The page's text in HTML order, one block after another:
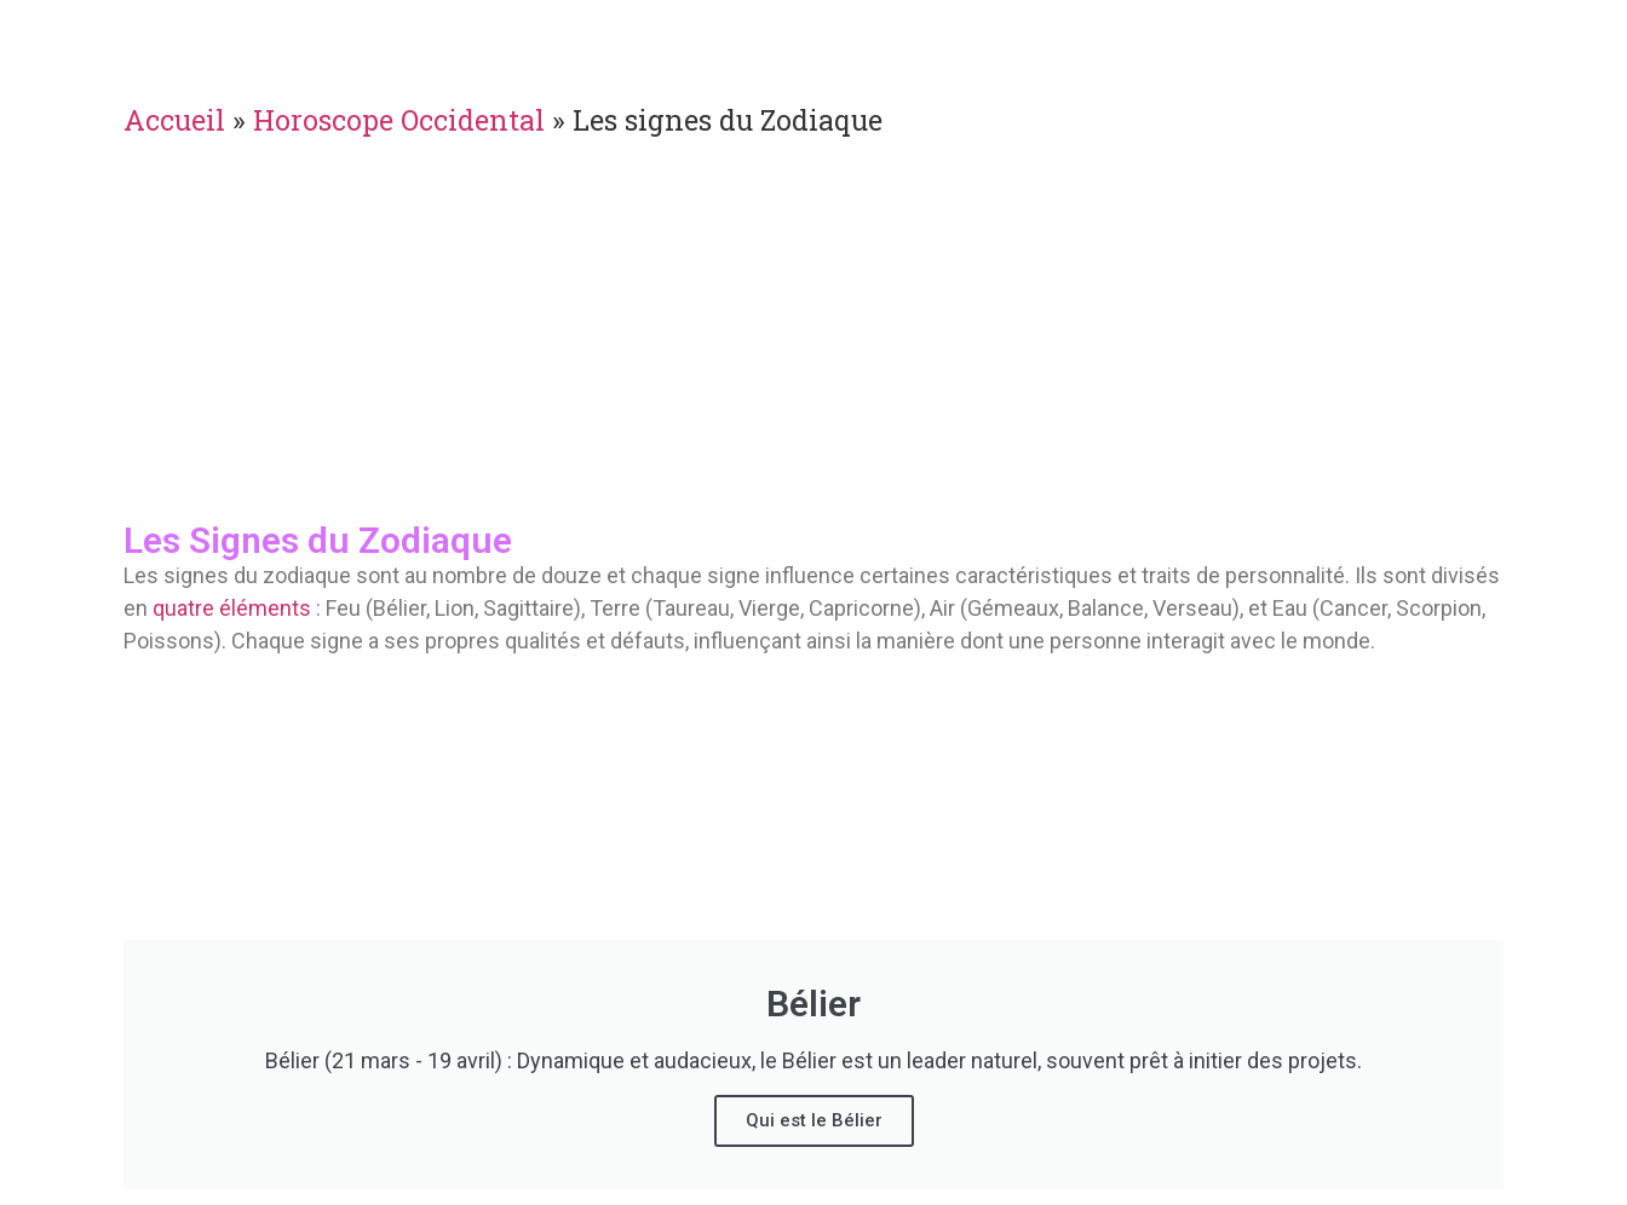
Accueil » Horoscope Occidental » Les signes du Zodiaque
Les Signes du Zodiaque
Les signes du zodiaque sont au nombre de douze et chaque signe influence certaines caractéristiques et traits de personnalité. Ils sont divisés
en quatre éléments : Feu (Bélier, Lion, Sagittaire), Terre (Taureau, Vierge, Capricorne), Air (Gémeaux, Balance, Verseau), et Eau (Cancer, Scorpion,
Poissons). Chaque signe a ses propres qualités et défauts, influençant ainsi la manière dont une personne interagit avec le monde.
Bélier
Bélier (21 mars - 19 avril) : Dynamique et audacieux, le Bélier est un leader naturel, souvent prêt à initier des projets.
Qui est le Bélier